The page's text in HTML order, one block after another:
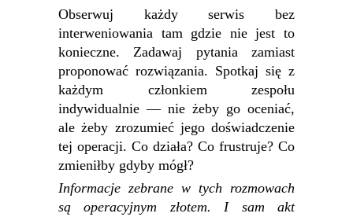
Obserwuj każdy serwis bez
interweniowania tam gdzie nie jest to
konieczne. Zadawaj pytania zamiast
proponować rozwiązania. Spotkaj się z
każdym członkiem zespołu
indywidualnie — nie żeby go oceniać,
ale żeby zrozumieć jego doświadczenie
tej operacji. Co działa? Co frustruje? Co
zmieniłby gdyby mógł?
Informacje zebrane w tych rozmowach
są operacyjnym złotem. I sam akt